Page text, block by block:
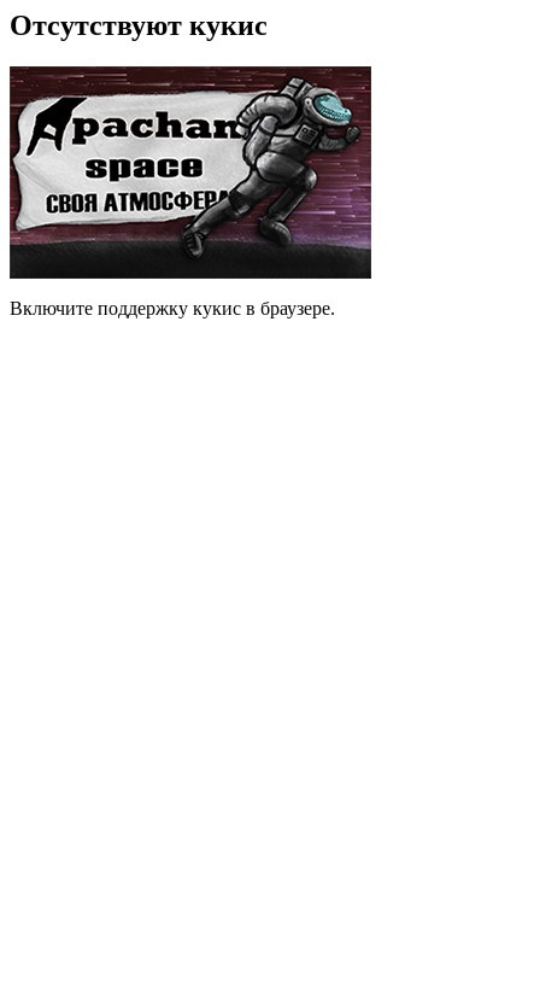
Отсутствуют кукис
Включите поддержку кукис в браузере.